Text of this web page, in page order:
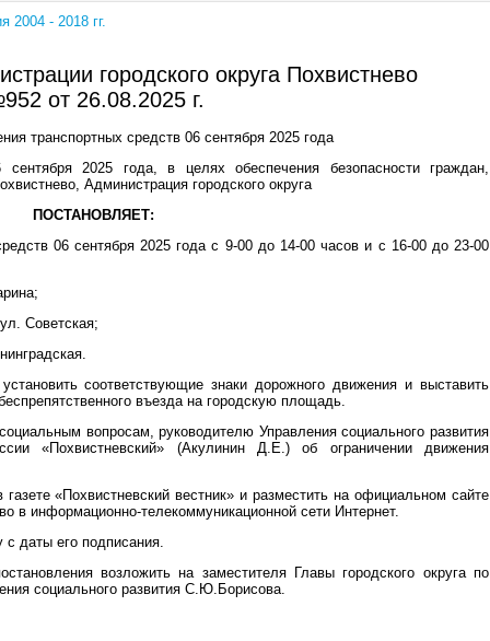
2004 - 2018 гг.
городского округа Похвистнево
от 26.08.2025 г.
транспортных средств 06 сентября 2025 года
2025 года, в целях обеспечения безопасности граждан,
Администрация городского округа
ПОСТАНОВЛЯЕТ:
06 сентября 2025 года с 9-00 до 14-00 часов и с 16-00 до 23-00
Советская;
соответствующие знаки дорожного движения и выставить
въезда на городскую площадь.
вопросам, руководителю Управления социального развития
«Похвистневский» (Акулинин Д.Е.) об ограничении движения
«Похвистневский вестник» и разместить на официальном сайте
в информационно-телекоммуникационной сети Интернет.
с даты его подписания.
возложить на заместителя Главы городского округа по
социального развития С.Ю.Борисова.